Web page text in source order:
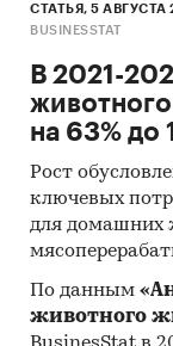
СТАТЬЯ, 5 АВГУСТА
BUSINESSTAT
В 2021-
на 63% до
Рост
ключевых
для домашних
По данным
животного